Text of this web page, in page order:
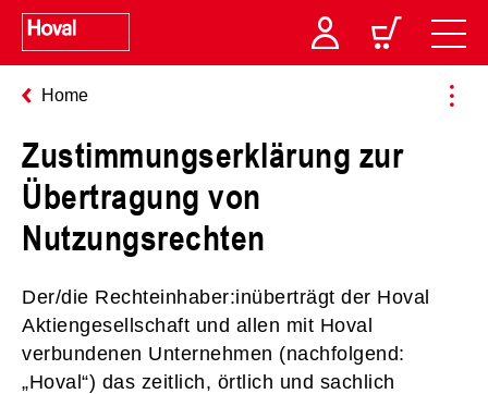
Home
Zustimmungserklärung zur
Übertragung von
Nutzungsrechten
Der/die Rechteinhaber:inüberträgt der Hoval
Aktiengesellschaft und allen mit Hoval
verbundenen Unternehmen (nachfolgend:
„Hoval“) das zeitlich, örtlich und sachlich